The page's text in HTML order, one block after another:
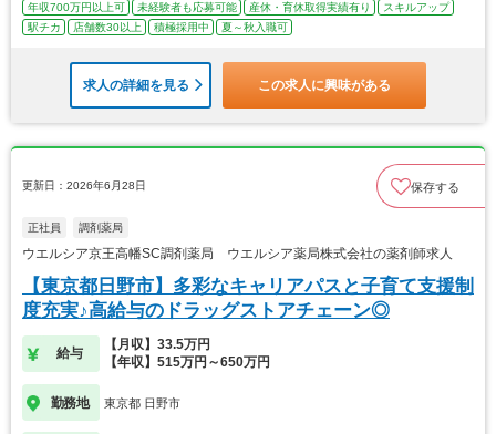
年収700万円以上可 未経験者も応募可能 産休・育休取得実績有り
スキルアップ
駅チカ
店舗数30以上 積極採用中 夏～秋入職可
求人の詳細を見る この求人に興味がある
更新日：2026年6月28日 保存する
正社員 調剤薬局
ウエルシア京王高幡SC調剤薬局 ウエルシア薬局株式会社の薬剤師求人
【東京都日野市】多彩なキャリアパスと子育て支援制
度充実♪高給与のドラッグストアチェーン◎
給与
【月収】33.5万円
【年収】515万円～650万円
勤務地 東京都 日野市